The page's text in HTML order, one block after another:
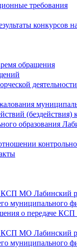
требования
конкурсов
обращения
деятельности
(бездействия)
образования
КСП МО Лабинский
муниципального
о передаче
КСП МО Лабинский
муниципального